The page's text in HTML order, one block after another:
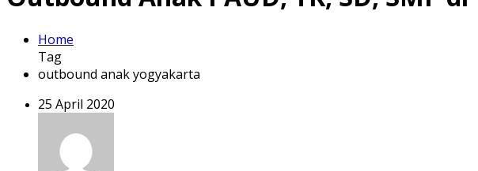
Home
Tag
outbound anak yogyakarta
25 April 2020